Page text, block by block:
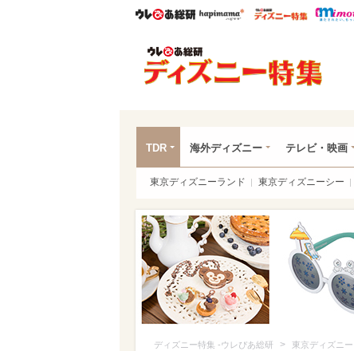
ウレぴあ総研ハピママ* ウレぴ
TDR 海外ディズニー テレビ・映画
東京ディズニーランド 東京ディズニーシー
ディズニー特集 -ウレぴあ総研 > 東京ディズニー